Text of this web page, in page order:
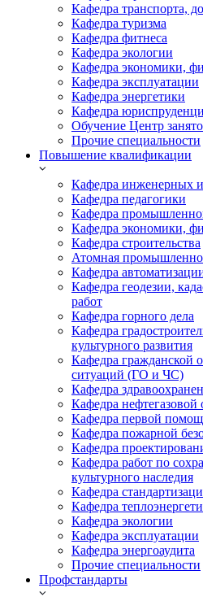
Кафедра транспорта,
Кафедра туризма
Кафедра фитнеса
Кафедра экологии
Кафедра экономики,
Кафедра эксплуатации
Кафедра энергетики
Кафедра
Обучение Центр
Прочие специальности
Повышение квалификации
Кафедра инженерных
Кафедра педагогики
Кафедра
Кафедра экономики,
Кафедра строительства
Атомная
Кафедра
Кафедра геодезии,
работ
Кафедра горного дела
Кафедра
культурного развития
Кафедра гражданской
ситуаций (ГО и ЧС)
Кафедра
Кафедра нефтегазовой
Кафедра первой
Кафедра пожарной
Кафедра
Кафедра работ по
культурного наследия
Кафедра
Кафедра
Кафедра экологии
Кафедра эксплуатации
Кафедра энергоаудита
Прочие специальности
Профстандарты